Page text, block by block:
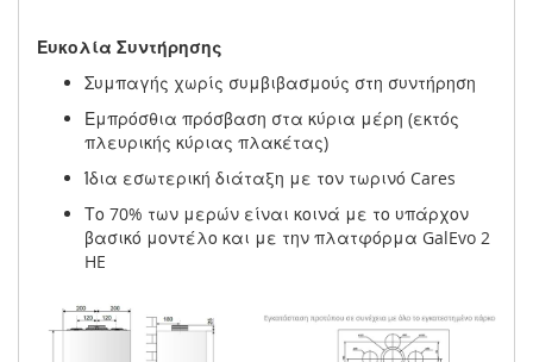
Ευκολία Συντήρησης
Συμπαγής χωρίς συμβιβασμούς στη συντήρηση
Εμπρόσθια πρόσβαση στα κύρια μέρη (εκτός
πλευρικής κύριας πλακέτας)
Ίδια εσωτερική διάταξη με τον τωρινό Cares
Το 70% των μερών είναι κοινά με το υπάρχον
βασικό μοντέλο και με την πλατφόρμα GalEvo 2
HE